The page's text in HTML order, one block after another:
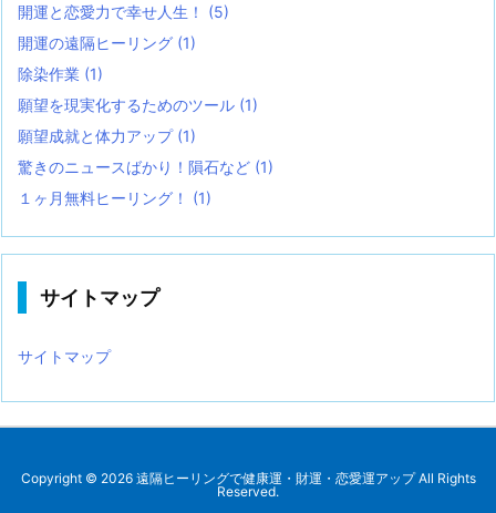
開運と恋愛力で幸せ人生！ (5)
開運の遠隔ヒーリング (1)
除染作業 (1)
願望を現実化するためのツール (1)
願望成就と体力アップ (1)
驚きのニュースばかり！隕石など (1)
１ヶ月無料ヒーリング！ (1)
サイトマップ
サイトマップ
Copyright © 2026 遠隔ヒーリングで健康運・財運・恋愛運アップAll Rights
Reserved.